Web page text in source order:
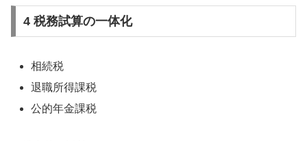
4 税務試算の一体化
相続税
退職所得課税
公的年金課税